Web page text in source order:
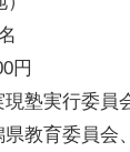
円
塾実行委員
教育委員会